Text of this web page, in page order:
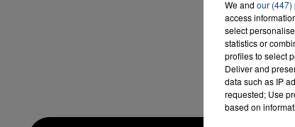
We and our (447)
access
select
statistics or
profiles to select
Deliver and
data such as IP
requested; Use
based on